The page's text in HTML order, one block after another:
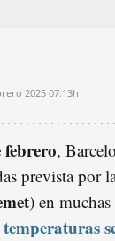
202507:13h
febrero,
prevista por
) en
temperaturas